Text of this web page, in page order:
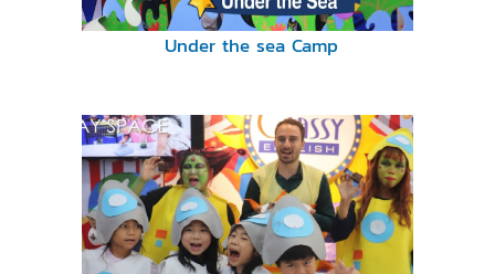
Under the sea Camp